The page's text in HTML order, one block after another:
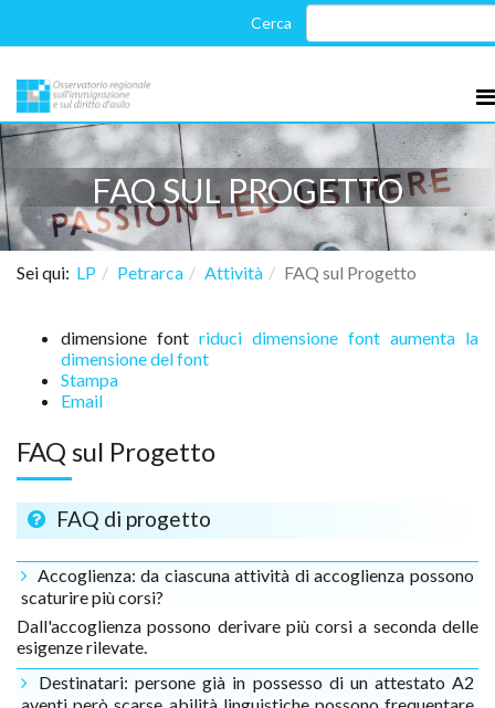
FAQ SUL PROGETTO
Sei qui: LP Petrarca Attività FAQ sul Progetto
dimensione font riduci dimensione font aumenta la
dimensione del font
Stampa
Email
FAQ sul Progetto
FAQ di progetto
Accoglienza: da ciascuna attività di accoglienza possono
scaturire più corsi?
Dall'accoglienza possono derivare più corsi a seconda delle
esigenze rilevate.
Destinatari: persone già in possesso di un attestato A2